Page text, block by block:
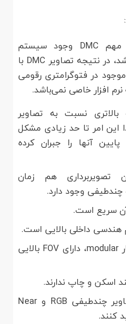
یکی از مزیت‌های مهم DMC وجود سیستم
تصویر مرکزی می باشد، در نتیجه تصاویر DMC با
در فتوگرامتری رقومی
نرم افزار خاصی نمی‌باشد.
نسبت به تصاویر
این امر تا حد زیادی مشکل
آن­ها را جبران کرده
تصویربرداری هم زمان
چندطیفی وجود دارد.
آن سریع است.
هندسی داخلی بالایی است.
به دلیل ساختار modular، دارای FOV بالایی
اسکن و چاپ ندارند.
می توانند تصاویر چندطیفی RGB و Near